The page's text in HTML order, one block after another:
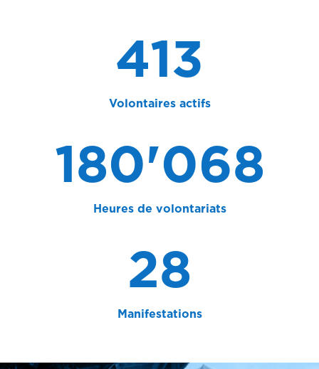
413
Volontaires actifs
180'068
Heures de volontariats
28
Manifestations